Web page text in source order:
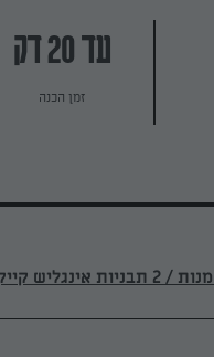
עד 20 דק
זמן הכנה